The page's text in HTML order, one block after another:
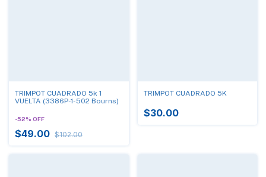
TRIMPOT CUADRADO 5k 1
VUELTA (3386P-1-502 Bourns)
-52% OFF
$49.00 $102.00
TRIMPOT CUADRADO 5K
$30.00